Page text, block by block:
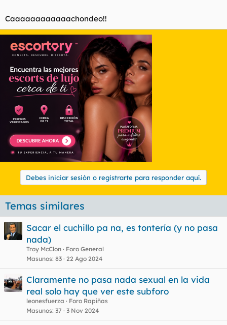
Caaaaaaaaaaaachondeo!!
Debes iniciar sesión o registrarte para responder aquí.
Temas similares
Sacar el cuchillo pa na, es tontería (y no pasa
nada)
Troy McClon
Foro General
Masunos 83 22 Ago 2024
Claramente no pasa nada sexual en la vida
real solo hay que ver este subforo
leonesfuerza
Foro Rapiñas
Masunos 37 3 Nov 2024